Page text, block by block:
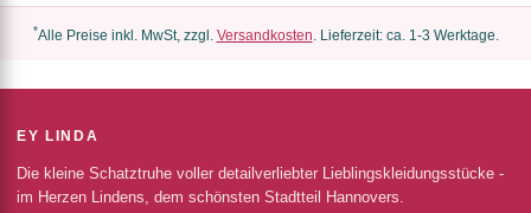
*Alle Preise inkl. MwSt, zzgl. Versandkosten. Lieferzeit: ca. 1-3 Werktage.
EY LINDA
Die kleine Schatztruhe voller detailverliebter Lieblingskleidungsstücke -
im Herzen Lindens, dem schönsten Stadtteil Hannovers.